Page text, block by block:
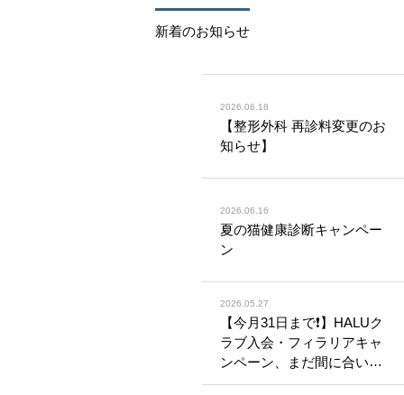
新着のお知らせ
2026.06.18
【整形外科 再診料変更のお
知らせ】
2026.06.16
夏の猫健康診断キャンペー
ン
2026.05.27
【今月31日まで❗️】HALUク
ラブ入会・フィラリアキャ
ンペーン、まだ間に合いま
す🐶🐱本格的な夏を迎える